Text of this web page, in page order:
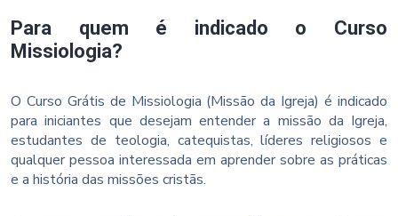
Para quem é indicado o Curso
Missiologia?
O Curso Grátis de Missiologia (Missão da Igreja) é indicado
para iniciantes que desejam entender a missão da Igreja,
estudantes de teologia, catequistas, líderes religiosos e
qualquer pessoa interessada em aprender sobre as práticas
e a história das missões cristãs.